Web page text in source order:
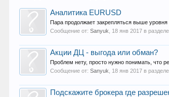
Аналитика EURUSD
Пара продолжает закрепляться выше
Сообщение от:Sanyuk 18 янв 2017 в
Акции ДЦ - выгода или обман?
Проблем нету, просто нужно понимать, что
Сообщение от:Sanyuk 18 янв 2017 в
Подскажите брокера где